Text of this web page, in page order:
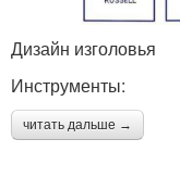
Дизайн изголовья
Инструменты:
читать дальше →